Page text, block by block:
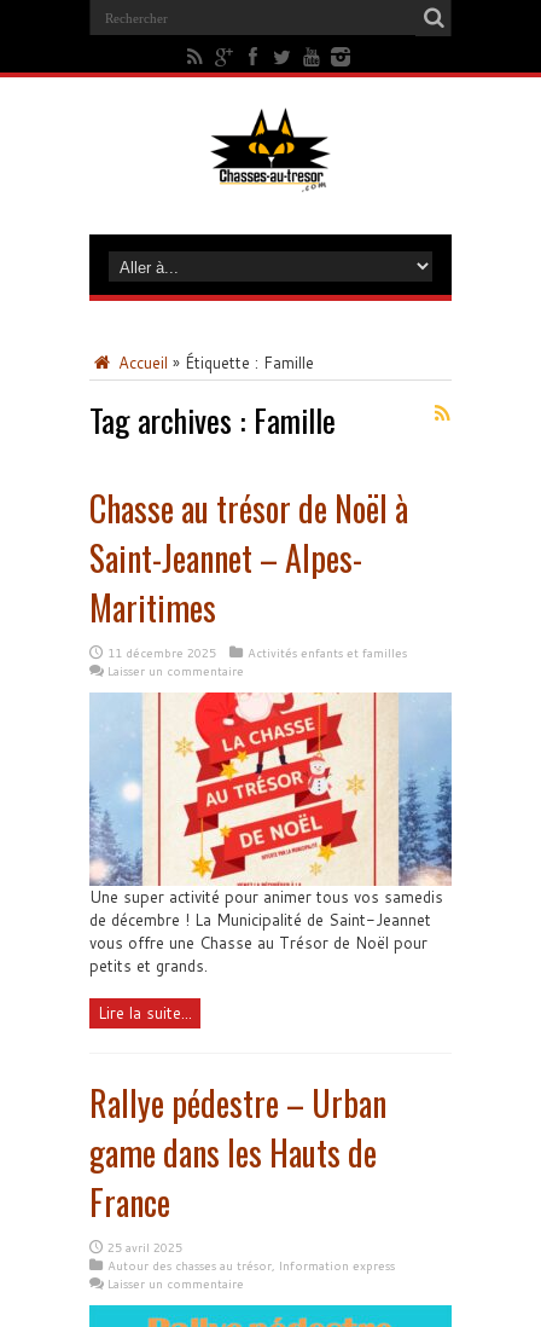
Accueil » Étiquette : Famille
Tag archives : Famille
Chasse au trésor de Noël à
Saint-Jeannet – Alpes-
Maritimes
11 décembre 2025
Activités enfants et familles
Laisser un commentaire
Une super activité pour animer tous vos samedis
de décembre ! La Municipalité de Saint-Jeannet
vous offre une Chasse au Trésor de Noël pour
petits et grands.
Lire la suite...
Rallye pédestre – Urban
game dans les Hauts de
France
25 avril 2025
Autour des chasses au trésor, Information express
Laisser un commentaire